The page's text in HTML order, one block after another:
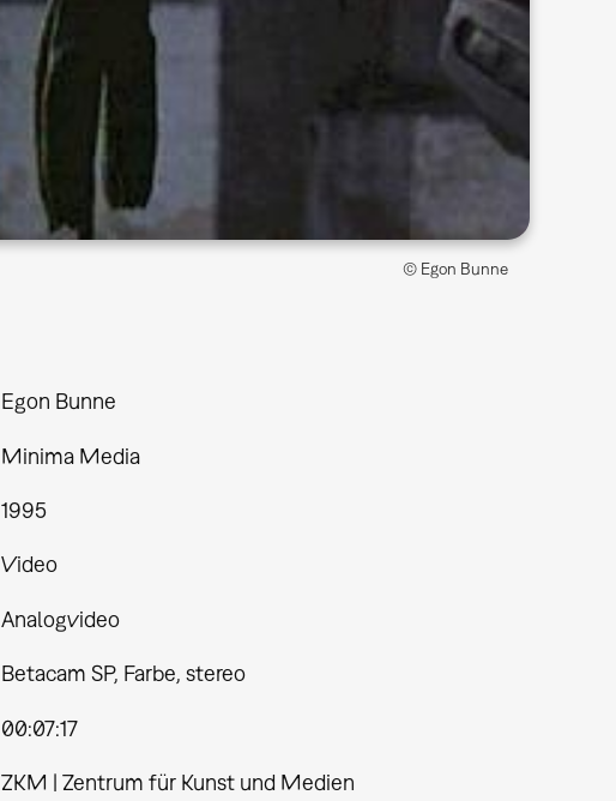
© Egon Bunne
Egon Bunne
Minima Media
1995
Video
Analogvideo
Betacam SP, Farbe, stereo
00:07:17
ZKM | Zentrum für Kunst und Medien